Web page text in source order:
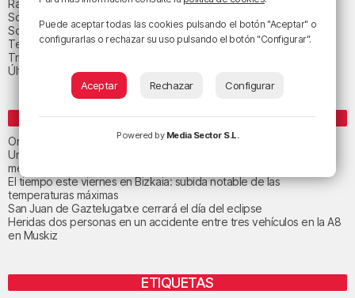
Radio Popular-Herri Irratia
Social y religión
Sociedad
Tecnología
Triple B
Última hora
ENTRADAS RECIENTES
Orio calma la tormenta
Un total de 124 centros de Infantil y Primaria de Euskadi realizarán
mejoras con una inversión de 19,3 millones
El tiempo este viernes en Bizkaia: subida notable de las
temperaturas máximas
San Juan de Gaztelugatxe cerrará el día del eclipse
Heridas dos personas en un accidente entre tres vehículos en la A8
en Muskiz
ETIQUETAS
Puede aceptar todas las cookies pulsando el botón "Aceptar" o
configurarlas o rechazar su uso pulsando el botón "Configurar".
Aceptar Rechazar Configurar
Powered by Media Sector S.L.